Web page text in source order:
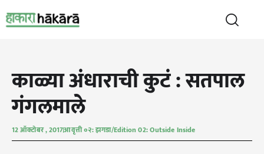
काळ्या अंधाराची कुटं : सतपाल
गंगलमाले
12 ऑक्टोबर , 2017आवृत्ती ०२: झगडा/Edition 02: Outside Inside